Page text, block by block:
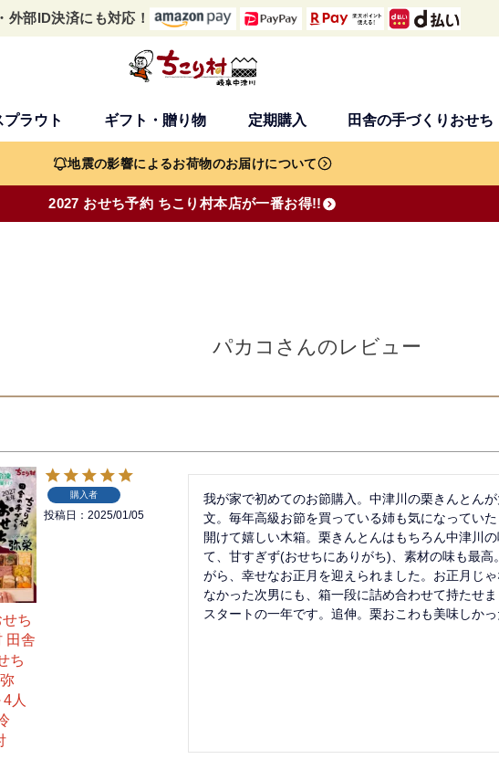
外部ID決済にも対応！
ラウト ギフト・贈り物 定期購入 田舎の手づくりおせち
検索
地震の影響によるお荷物のお届けについて
2027 おせち予約 ちこり村本店が一番お得!!
パカコさんのレビュー
ち
田舎
ち
人
購入者
投稿日 2025/01/05
我が家で初めてのお節購入。中津川の栗きんとん
文。毎年高級お節を買っている姉も気になっていた
開けて嬉しい木箱。栗きんとんはもちろん中津川
て、甘すぎず(おせちにありがち)、素材の味も最
がら、幸せなお正月を迎えられました。お正月じ
なかった次男にも、箱一段に詰め合わせて持たせ
スタートの一年です。追伸。栗おこわも美味しかっ